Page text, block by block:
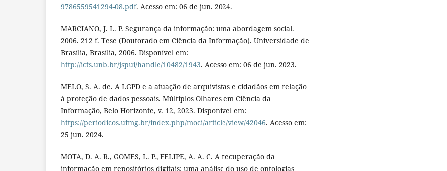
9786559541294-08.pdf. Acesso em: 06 de jun. 2024.
MARCIANO, J. L. P. Segurança da informação: uma abordagem social.
2006. 212 f. Tese (Doutorado em Ciência da Informação). Universidade de
Brasília, Brasília, 2006. Disponível em:
http://icts.unb.br/jspui/handle/10482/1943. Acesso em: 06 de jun. 2023.
MELO, S. A. de. A LGPD e a atuação de arquivistas e cidadãos em relação
à proteção de dados pessoais. Múltiplos Olhares em Ciência da
Informação, Belo Horizonte, v. 12, 2023. Disponível em:
https://periodicos.ufmg.br/index.php/moci/article/view/42046. Acesso em:
25 jun. 2024.
MOTA, D. A. R., GOMES, L. P., FELIPE, A. A. C. A recuperação da
informação em repositórios digitais: uma análise do uso de ontologias